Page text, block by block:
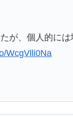
が、個人的に
WcgVlli0Na